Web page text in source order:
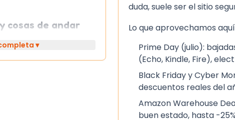
cosas de andar
▾
duda, suele ser el sitio
Lo que aprovechamos
Prime Day (julio):
(Echo, Kindle, Fire),
Black Friday y Cyber
descuentos reales del
Amazon Warehouse
buen estado, hasta -